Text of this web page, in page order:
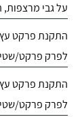
על גבי
התקנת פרקט
לפרק פרקט/
התקנת פרקט
לפרק פרקט/